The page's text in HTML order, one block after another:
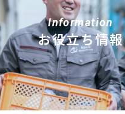
Information
お役立ち情報